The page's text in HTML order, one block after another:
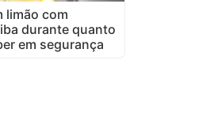
limão com
durante quanto
em segurança